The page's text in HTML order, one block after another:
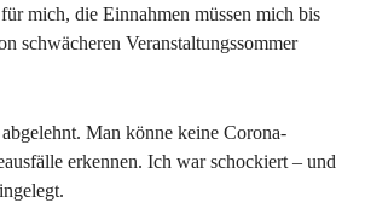
mich, die Einnahmen müssen mich bis
schwächeren Veranstaltungssommer
Man könne keine Corona-
erkennen. Ich war schockiert – und